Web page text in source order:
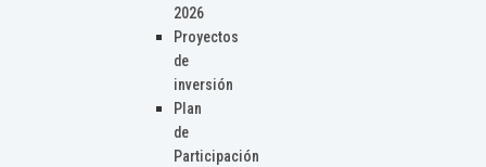
2026
Proyectos
de
inversión
Plan
de
Participación